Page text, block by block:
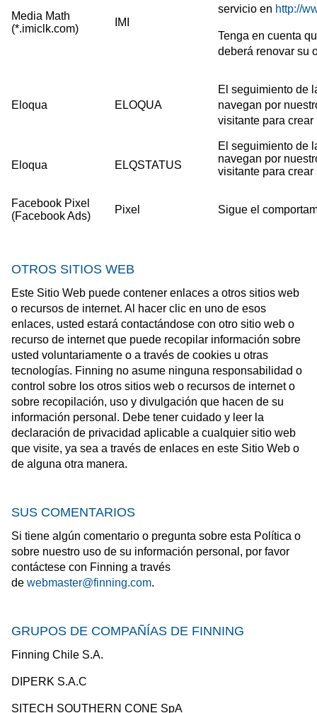
Media Math
(*.imiclk.com)
IMI
servicio en http://
Tenga en cuenta
deberá renovar su
Eloqua ELOQUA
El seguimiento de
navegan por
visitante para
Eloqua ELQSTATUS
El seguimiento de
navegan por
visitante para
Facebook Pixel
(Facebook Ads)
Pixel Sigue el
OTROS SITIOS WEB
Este Sitio Web puede contener enlaces a otros sitios web
o recursos de internet. Al hacer clic en uno de esos
enlaces, usted estará contactándose con otro sitio web o
recurso de internet que puede recopilar información sobre
usted voluntariamente o a través de cookies u otras
tecnologías. Finning no asume ninguna responsabilidad o
control sobre los otros sitios web o recursos de internet o
sobre recopilación, uso y divulgación que hacen de su
información personal. Debe tener cuidado y leer la
declaración de privacidad aplicable a cualquier sitio web
que visite, ya sea a través de enlaces en este Sitio Web o
de alguna otra manera.
SUS COMENTARIOS
Si tiene algún comentario o pregunta sobre esta Política o
sobre nuestro uso de su información personal, por favor
contáctese con Finning a través
de webmaster@finning.com.
GRUPOS DE COMPAÑÍAS DE FINNING
Finning Chile S.A.
DIPERK S.A.C
SITECH SOUTHERN CONE SpA